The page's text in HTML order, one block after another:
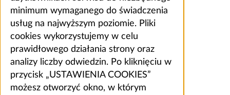
minimum wymaganego do świadczenia
usług na najwyższym poziomie. Pliki
cookies wykorzystujemy w celu
prawidłowego działania strony oraz
analizy liczby odwiedzin. Po kliknięciu w
przycisk „USTAWIENIA COOKIES”
możesz otworzyć okno, w którym